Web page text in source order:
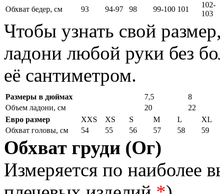
Обхват бедер, см
93 94-97 98 99-100 101
102-
103
Чтобы узнать свой
ладони любой руки без
её сантиметром.
Размеры в дюймах 7,5
8
Объем ладони, см
20
22
Евро размер
XXS XS S M L
XL
Обхват головы, см
54 55 56 57 58 59
Обхват груди (Ог)
Измеряется по наиболее